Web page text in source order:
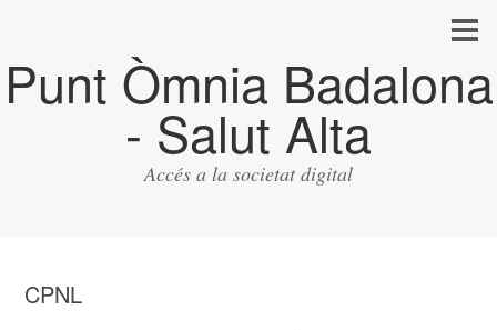
Punt Òmnia Badalona
- Salut Alta
Accés a la societat digital
CPNL